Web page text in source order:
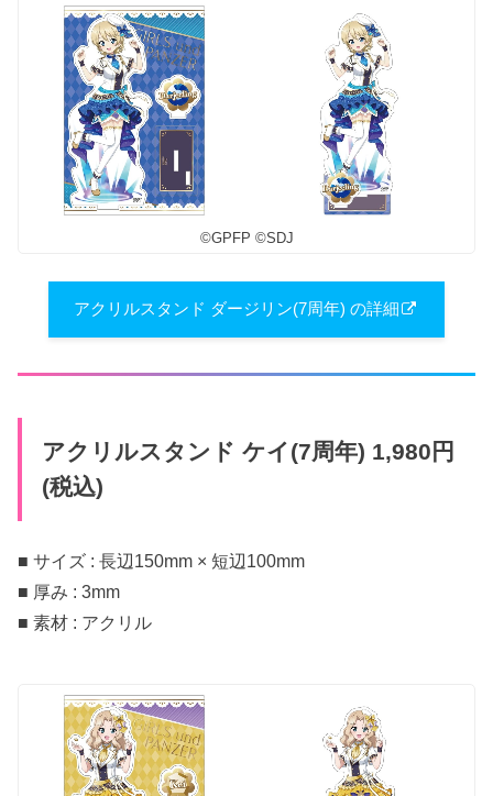
©︎GPFP ©︎SDJ
アクリルスタンド ダージリン(7周年) の詳細
アクリルスタンド ケイ(7周年) 1,980円
(税込)
■ サイズ : 長辺150mm × 短辺100mm
■ 厚み : 3mm
■ 素材 : アクリル